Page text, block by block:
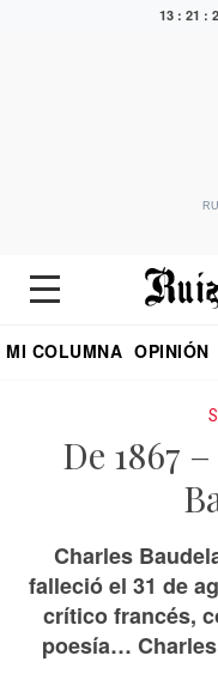
13 : 21 :
MI COLUMNA OPINIÓN
De 1867
Charles
falleció el 31 de
crítico francés,
poesía…